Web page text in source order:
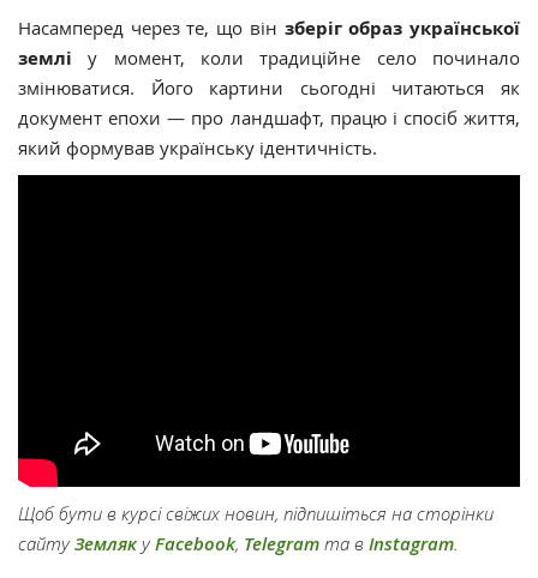
Насамперед через те, що він зберіг образ української
земліу момент, коли традиційне село починало
змінюватися. Його картини сьогодні читаються як
документ епохи — про ландшафт, працю і спосіб життя,
який формував українську ідентичність.
Щоб бути в курсі свіжих новин, підпишіться на сторінки
сайтуЗемлякуFacebook, Telegram та в Instagram.